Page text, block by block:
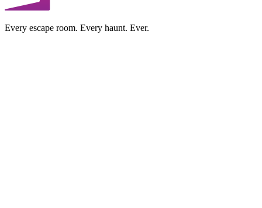
Every escape room. Every haunt. Ever.